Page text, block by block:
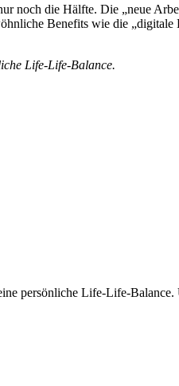
noch die Hälfte. Die „neue
Benefits wie die „digitale
Life-Life-Balance.
persönliche Life-Life-Balance.